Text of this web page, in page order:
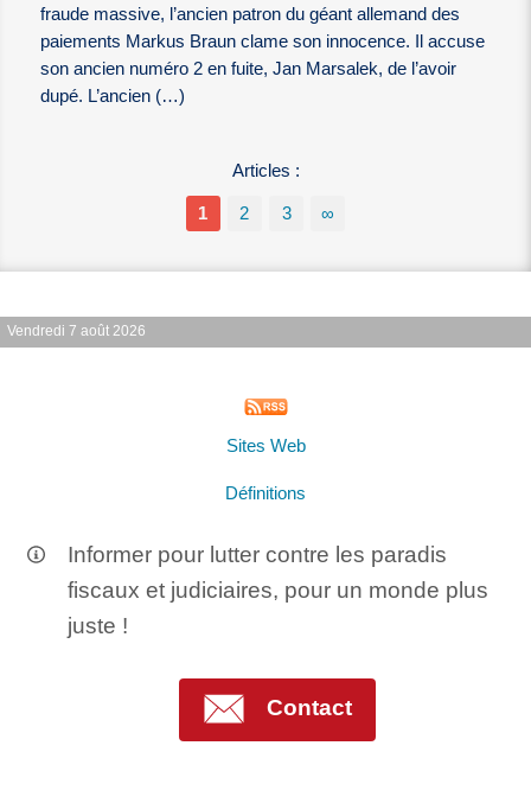
fraude massive, l’ancien patron du géant allemand des
paiements Markus Braun clame son innocence. Il accuse
son ancien numéro 2 en fuite, Jan Marsalek, de l’avoir
dupé. L’ancien (…)
Articles :
1 2 3 ∞
Vendredi 7 août 2026
Sites Web
Définitions
Informer pour lutter contre les paradis
fiscaux et judiciaires, pour un monde plus
juste !
Contact